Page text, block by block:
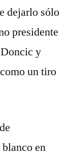
dejarlo sólo
presidente
y
un tiro
en